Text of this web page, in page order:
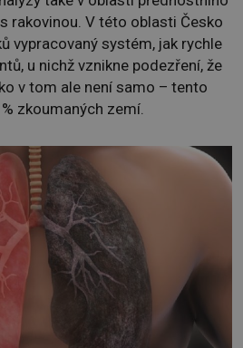
rakovinou. V této oblasti Česko
vypracovaný systém, jak rychle
u nichž vznikne podezření, že
v tom ale není samo – tento
zkoumaných zemí.